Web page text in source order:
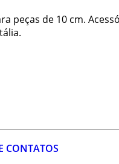
peças de 10 cm.
CONTATOS